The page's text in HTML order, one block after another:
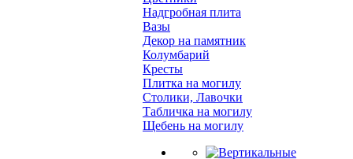
Надгробная плита
Вазы
Декор на памятник
Колумбарий
Кресты
Плитка на могилу
Столики, Лавочки
Табличка на могилу
Щебень на могилу